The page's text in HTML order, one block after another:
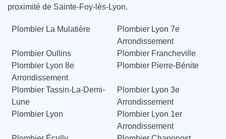
proximité de Sainte-Foy-lès-Lyon.
Plombier La Mulatière
Plombier Lyon 7e
Arrondissement
Plombier Oullins
Plombier Francheville
Plombier Lyon 8e
Arrondissement
Plombier Pierre-Bénite
Plombier Tassin-La-Demi-
Lune
Plombier Lyon 3e
Arrondissement
Plombier Lyon
Plombier Lyon 1er
Arrondissement